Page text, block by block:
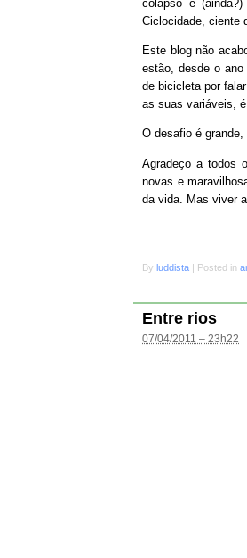
colapso e
Ciclocidade, ciente
Este blog não
estão, desde o ano
de bicicleta por
as suas variáveis,
O desafio é
Agradeço a todos
novas e
da vida. Mas viver
By luddista | Posted in
Entre rios
07/04/2011 – 23h22